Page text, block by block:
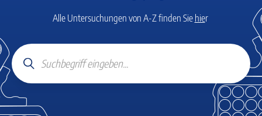
Alle Untersuchungen von A-Z finden Sie hier